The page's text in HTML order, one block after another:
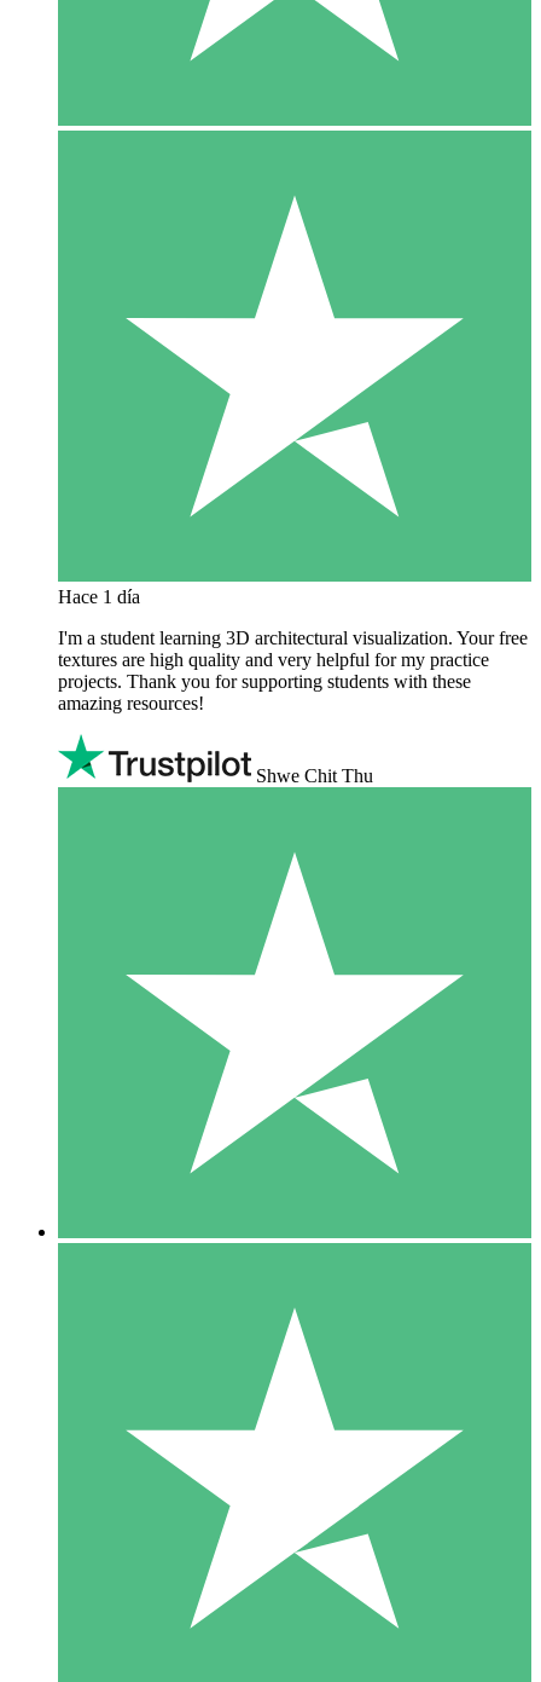
Hace 1 día
I'm a student learning 3D architectural visualization. Your free
textures are high quality and very helpful for my practice
projects. Thank you for supporting students with these
amazing resources!
Shwe Chit Thu